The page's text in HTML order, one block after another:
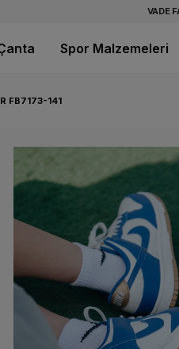
VADE
Spor Malzemeleri
FB7173-141